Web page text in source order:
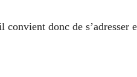
donc de s’adresser